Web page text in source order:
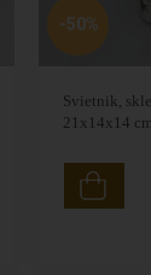
Svietnik,
21x14x14 cm
-50%